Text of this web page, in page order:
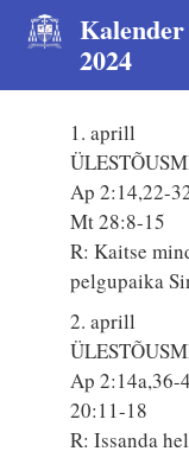
2024
1. aprill
Ap 2:14,22-
Mt 28:8-15
R: Kaitse
pelgupaika
2. aprill
Ap 2:14a,36-
20:11-18
R: Issanda